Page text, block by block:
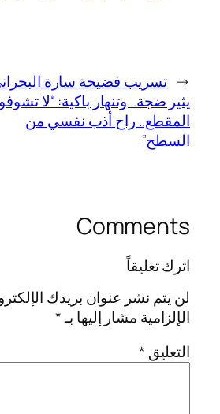
← تسريب فضيحة سارة
يثير ضجة.. وتنهار باكية: “لا
المقطع.. راح أذب نفسي من
السطح”
Comments
اترك تعليقاً
لن يتم نشر عنوان بريدك
الإلزامية مشار إليها بـ*
التعليق *